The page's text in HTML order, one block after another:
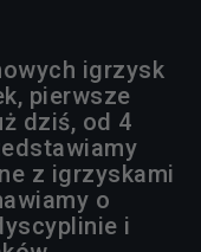
igrzysk
pierwsze
dziś, od 4
z igrzyskami
o
i